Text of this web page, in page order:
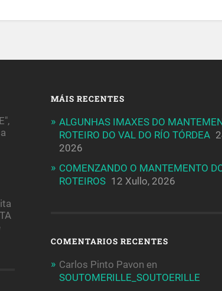
MÁIS RECENTES
ALGUNHAS IMAXES DO
ROTEIRO DO VAL DO RÍO TÓRDEA
2026
COMENZANDO O MANTEMENTO
ROTEIROS 12 Xullo, 2026
COMENTARIOS RECENTES
Carlos Pinto Pavon en
SOUTOMERILLE_SOUTOERILLE